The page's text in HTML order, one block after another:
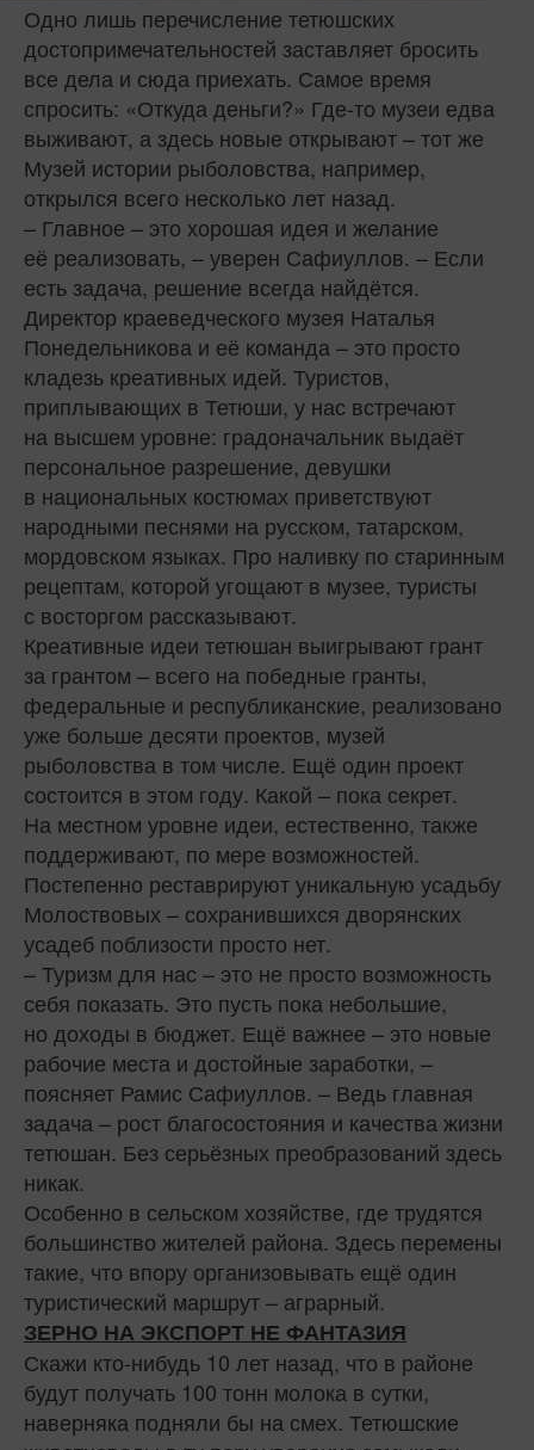
Одно лишь перечисление тетюшских
достопримечательностей заставляет бросить
все дела и сюда приехать. Самое время
спросить: «Откуда деньги?» Где‑то музеи едва
выживают, а здесь новые открывают – тот же
Музей истории рыболовства, например,
открылся всего несколько лет назад.
– Главное – это хорошая идея и желание
её реализовать, – уверен Сафиуллов. – Если
есть задача, решение всегда найдётся.
Директор краеведческого музея Наталья
Понедельникова и её команда – это просто
кладезь креативных идей. Туристов,
приплывающих в Тетюши, у нас встречают
на высшем уровне: градоначальник выдаёт
персональное разрешение, девушки
в национальных костюмах приветствуют
народными песнями на русском, татарском,
мордовском языках. Про наливку по старинным
рецептам, которой угощают в музее, туристы
с восторгом рассказывают.
Креативные идеи тетюшан выигрывают грант
за грантом – всего на победные гранты,
федеральные и республиканские, реализовано
уже больше десяти проектов, музей
рыболовства в том числе. Ещё один проект
состоится в этом году. Какой – пока секрет.
На местном уровне идеи, естественно, также
поддерживают, по мере возможностей.
Постепенно реставрируют уникальную усадьбу
Молоствовых – сохранившихся дворянских
усадеб поблизости просто нет.
– Туризм для нас – это не просто возможность
себя показать. Это пусть пока небольшие,
но доходы в бюджет. Ещё важнее – это новые
рабочие места и достойные заработки, –
поясняет Рамис Сафиуллов. – Ведь главная
задача – рост благосостояния и качества жизни
тетюшан. Без серьёзных преобразований здесь
никак.
Особенно в сельском хозяйстве, где трудятся
большинство жителей района. Здесь перемены
такие, что впору организовывать ещё один
туристический маршрут – аграрный.
ЗЕРНО НА ЭКСПОРТ НЕ ФАНТАЗИЯ
Скажи кто-нибудь 10 лет назад, что в районе
будут получать 100 тонн молока в сутки,
наверняка подняли бы на смех. Тетюшские